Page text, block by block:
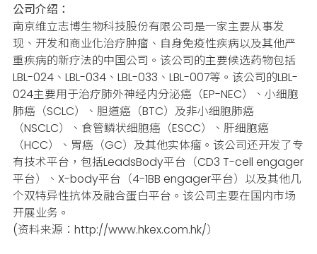
公司介绍：
南京维立志博生物科技股份有限公司是一家主要从事发
现、开发和商业化治疗肿瘤、自身免疫性疾病以及其他严
重疾病的新疗法的中国公司。该公司的主要候选药物包括
LBL-024、LBL-034、LBL-033、LBL-007等。该公司的LBL-
024主要用于治疗肺外神经内分泌癌（EP-NEC）、小细胞
肺癌（SCLC）、胆道癌（BTC）及非小细胞肺癌
（NSCLC）、食管鳞状细胞癌（ESCC）、肝细胞癌
（HCC）、胃癌（GC）及其他实体瘤。该公司还开发了专
有技术平台，包括LeadsBody平台（CD3 T-cell engager
平台）、X-body平台（4-1BB engager平台）以及其他几
个双特异性抗体及融合蛋白平台。该公司主要在国内市场
开展业务。
(资料来源：http://www.hkex.com.hk/）